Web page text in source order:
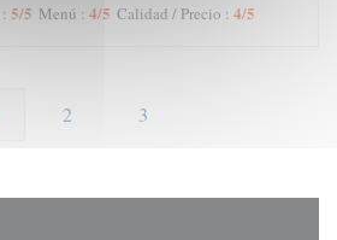
: 5/5 Menú : 4/5 Calidad / Precio : 4/5
2 3